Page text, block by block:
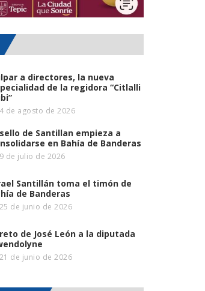
a directores, la nueva
de la regidora “Citlalli
4 de agosto de 2026
de Santillan empieza a
en Bahía de Banderas
9 de julio de 2026
Santillán toma el timón de
de Banderas
25 de junio de 2026
de José León a la diputada
21 de junio de 2026